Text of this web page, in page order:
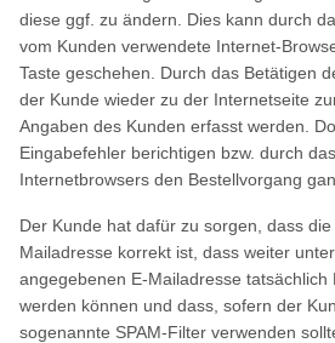
diese ggf. zu ändern. Dies kann durch
vom Kunden verwendete Internet-
Taste geschehen. Durch das Betätigen
der Kunde wieder zu der Internetseite
Angaben des Kunden erfasst werden.
Eingabefehler berichtigen bzw. durch
Internetbrowsers den Bestellvorgang
Der Kunde hat dafür zu sorgen, dass
Mailadresse korrekt ist, dass weiter
angegebenen E-Mailadresse tatsächlich
werden können und dass, sofern der
sogenannte SPAM-Filter verwenden